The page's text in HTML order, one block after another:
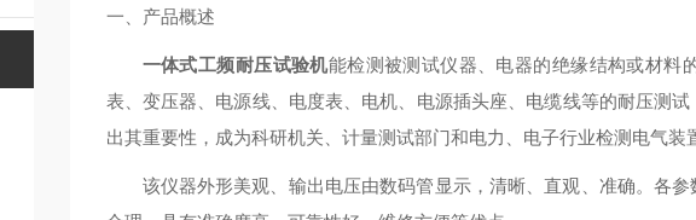
一、产品概述
一体式工频耐压试验机能检测被测试仪器、电器的绝缘结构或材料
表、变压器、电源线、电度表、电机、电源插头座、电缆线等的耐压测
出其重要性，成为科研机关、计量测试部门和电力、电子行业检测电气装
该仪器外形美观、输出电压由数码管显示，清晰、直观、准确。各